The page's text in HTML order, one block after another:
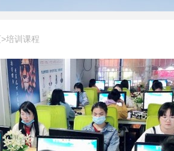
>培训课程